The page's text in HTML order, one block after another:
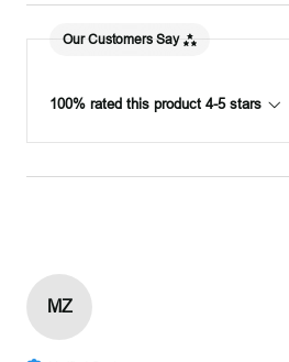
Our Customers Say
100% rated this product 4-5 stars
MZ